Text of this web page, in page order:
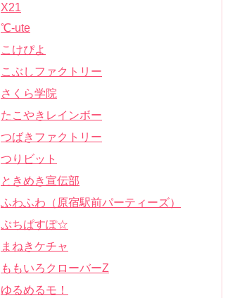
X21
℃-ute
こけぴよ
こぶしファクトリー
さくら学院
たこやきレインボー
つばきファクトリー
つりビット
ときめき宣伝部
ふわふわ（原宿駅前パーティーズ）
ぷちぱすぽ☆
まねきケチャ
ももいろクローバーZ
ゆるめるモ！